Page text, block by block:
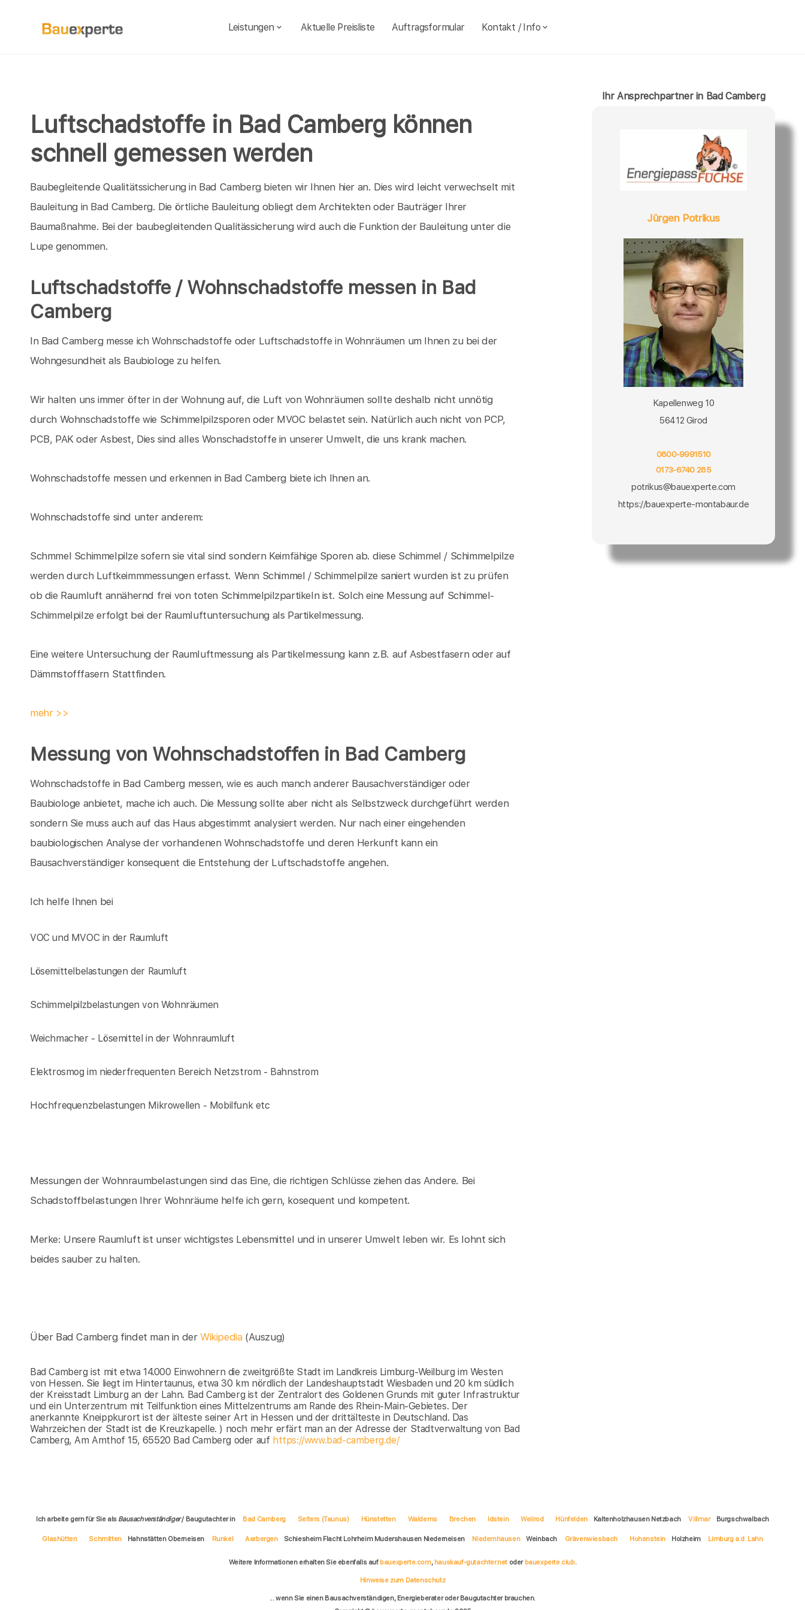
Leistungen Aktuelle Preisliste Auftragsformular Kontakt / Info
Luftschadstoffe in Bad Camberg können
schnell gemessen werden
Baubegleitende Qualitätssicherung in Bad Camberg bieten wir Ihnen hier an. Dies wird leicht verwechselt mit
Bauleitung in Bad Camberg. Die örtliche Bauleitung obliegt dem Architekten oder Bauträger Ihrer
Baumaßnahme. Bei der baubegleitenden Qualitässicherung wird auch die Funktion der Bauleitung unter die
Lupe genommen.
Luftschadstoffe / Wohnschadstoffe messen in Bad
Camberg
In Bad Camberg messe ich Wohnschadstoffe oder Luftschadstoffe in Wohnräumen um Ihnen zu bei der
Wohngesundheit als Baubiologe zu helfen.
Wir halten uns immer öfter in der Wohnung auf, die Luft von Wohnräumen sollte deshalb nicht unnötig
durch Wohnschadstoffe wie Schimmelpilzsporen oder MVOC belastet sein. Natürlich auch nicht von PCP,
PCB, PAK oder Asbest, Dies sind alles Wonschadstoffe in unserer Umwelt, die uns krank machen.
Wohnschadstoffe messen und erkennen in Bad Camberg biete ich Ihnen an.
Wohnschadstoffe sind unter anderem:
Schmmel Schimmelpilze sofern sie vital sind sondern Keimfähige Sporen ab. diese Schimmel / Schimmelpilze
werden durch Luftkeimmmessungen erfasst. Wenn Schimmel / Schimmelpilze saniert wurden ist zu prüfen
ob die Raumluft annähernd frei von toten Schimmelpilzpartikeln ist. Solch eine Messung auf Schimmel-
Schimmelpilze erfolgt bei der Raumluftuntersuchung als Partikelmessung.
Eine weitere Untersuchung der Raumluftmessung als Partikelmessung kann z.B. auf Asbestfasern oder auf
Dämmstofffasern Stattfinden.
mehr >>
Messung von Wohnschadstoffen in Bad Camberg
Wohnschadstoffe in Bad Camberg messen, wie es auch manch anderer Bausachverständiger oder
Baubiologe anbietet, mache ich auch. Die Messung sollte aber nicht als Selbstzweck durchgeführt werden
sondern Sie muss auch auf das Haus abgestimmt analysiert werden. Nur nach einer eingehenden
baubiologischen Analyse der vorhandenen Wohnschadstoffe und deren Herkunft kann ein
Bausachverständiger konsequent die Entstehung der Luftschadstoffe angehen.
Ich helfe Ihnen bei
VOC und MVOC in der Raumluft
Lösemittelbelastungen der Raumluft
Schimmelpilzbelastungen von Wohnräumen
Weichmacher - Lösemittel in der Wohnraumluft
Elektrosmog im niederfrequenten Bereich Netzstrom - Bahnstrom
Hochfrequenzbelastungen Mikrowellen - Mobilfunk etc
Messungen der Wohnraumbelastungen sind das Eine, die richtigen Schlüsse ziehen das Andere. Bei
Schadstoffbelastungen Ihrer Wohnräume helfe ich gern, kosequent und kompetent.
Merke: Unsere Raumluft ist unser wichtigstes Lebensmittel und in unserer Umwelt leben wir. Es lohnt sich
beides sauber zu halten.
Über Bad Camberg findet man in derWikipedia (Auszug)
Bad Camberg ist mit etwa 14.000 Einwohnern die zweitgrößte Stadt im Landkreis Limburg-Weilburg im Westen
von Hessen. Sie liegt im Hintertaunus, etwa 30 km nördlich der Landeshauptstadt Wiesbaden und 20 km südlich
der Kreisstadt Limburg an der Lahn. Bad Camberg ist der Zentralort des Goldenen Grunds mit guter Infrastruktur
und ein Unterzentrum mit Teilfunktion eines Mittelzentrums am Rande des Rhein-Main-Gebietes. Der
anerkannte Kneippkurort ist der älteste seiner Art in Hessen und der drittälteste in Deutschland. Das
Wahrzeichen der Stadt ist die Kreuzkapelle. ) noch mehr erfärt man an der Adresse der Stadtverwaltung von Bad
Camberg, Am Amthof 15, 65520 Bad Camberg oder auf https://www.bad-camberg.de/
Ihr Ansprechpartner in Bad Camberg
Jürgen Potrikus
Kapellenweg 10
56412 Girod
0800-9991510
0173-6740 285
potrikus@bauexperte.com
https://bauexperte-montabaur.de
Ich arbeite gern für Sie als Bausachverständiger/ Baugutachter in Bad Camberg Selters (Taunus) Hünstetten Waldems Brechen Idstein Weilrod Hünfelden Kaltenholzhausen Netzbach Villmar Burgschwalbach
Glashütten Schmitten Hahnstätten Oberneisen Runkel Aarbergen Schiesheim Flacht Lohrheim Mudershausen Niederneisen Niedernhausen Weinbach Grävenwiesbach Hohenstein Holzheim Limburg a.d. Lahn
Weitere Informationen erhalten Sie ebenfalls auf bauexperte.com, hauskauf-gutachter.net oder bauexperte.club.
Hinweise zum Datenschutz
... wenn Sie einen Bausachverständigen, Energieberater oder Baugutachter brauchen.